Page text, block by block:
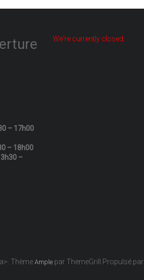
– 17h00
– 18h00
–
We're currently closed.
Thème Ample par ThemeGrill Propulsé par